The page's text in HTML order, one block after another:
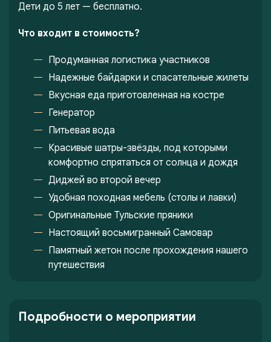
Дети до 5 лет — бесплатно.
Что входит в стоимость?
Продуманная логистика участников
Надежные байдарки и спасательные жилеты
Вкусная еда приготовленная на костре
Генератор
Питьевая вода
Красивые шатры-звёзды, под которыми
комфортно спрятаться от солнца и дождя
Диджей во второй вечер
Удобная походная мебель (столы и лавки)
Оригинальные Тульские пряники
Настоящий восьмигранный Самовар
Памятный жетон после прохождения нашего
путешествия
Подробности о мероприятии